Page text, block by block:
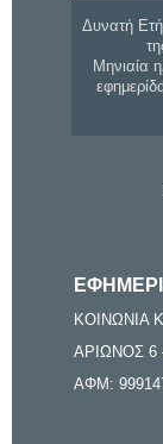
Δυνατή
Μηνιαία
ΚΟΙΝΩΝΙΑ
ΑΡΙΩΝΟΣ 6
ΑΦΜ: